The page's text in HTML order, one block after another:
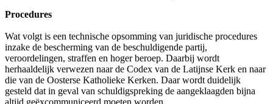
Procedures
Wat volgt is een technische opsomming van juridische procedures
inzake de bescherming van de beschuldigende partij,
veroordelingen, straffen en hoger beroep. Daarbij wordt
herhaaldelijk verwezen naar de Codex van de Latijnse Kerk en naar
die van de Oosterse Katholieke Kerken. Daar wordt duidelijk
gesteld dat in geval van schuldigspreking de aangeklaagden bijna
altijd geëxcommuniceerd moeten worden.